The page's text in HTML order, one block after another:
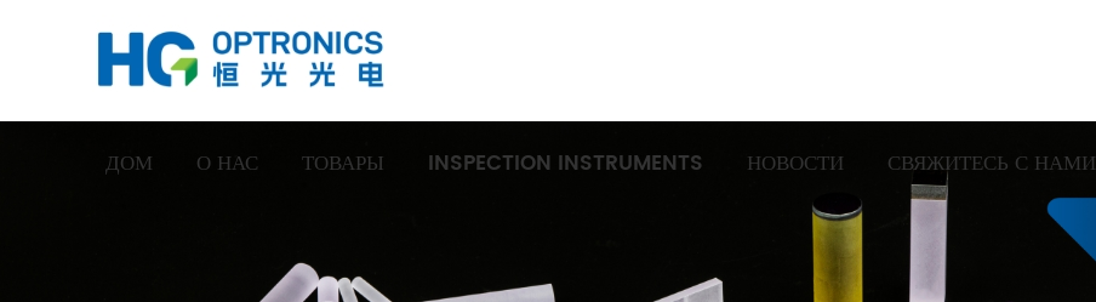
ДОМ О НАС ТОВАРЫ INSPECTION INSTRUMENTS НОВОСТИ СВЯЖИТЕСЬ С НАМИ